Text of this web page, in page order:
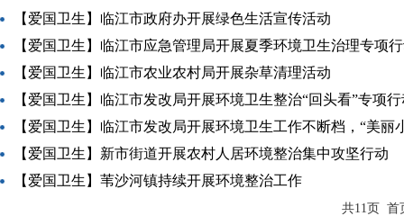
【爱国卫生】临江市政府办开展绿色生活宣传活动
【爱国卫生】临江市应急管理局开展夏季环境卫生治理专项
【爱国卫生】临江市农业农村局开展杂草清理活动
【爱国卫生】临江市发改局开展环境卫生整治“回头看”专项
【爱国卫生】临江市发改局开展环境卫生工作不断档，“美丽
【爱国卫生】新市街道开展农村人居环境整治集中攻坚行动
【爱国卫生】苇沙河镇持续开展环境整治工作
共11页 首